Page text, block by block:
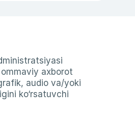
axborot
audio va/yoki
ko‘rsatuvchi